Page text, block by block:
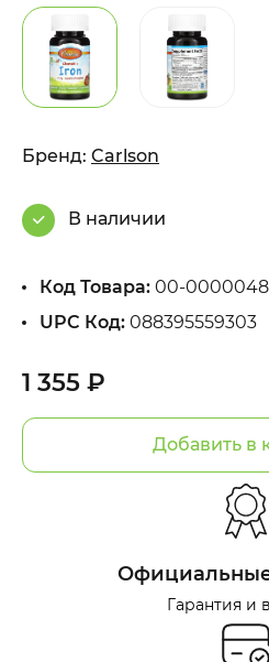
1 355 ₽
Добавить в
Бренд: Carlson
В наличии
Код Товара: 00-
UPC Код: 088395559303
Официальные
Гарантия и